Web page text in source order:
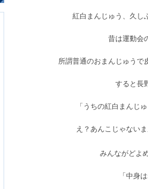
紅白まんじゅう、久し
昔は運動会
所謂普通のおまんじゅうで
すると長
「うちの紅白まんじ
え？あんこじゃない
みんながどよ
「中身